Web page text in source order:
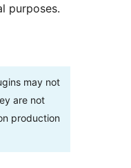
purposes.
may not
are not
production